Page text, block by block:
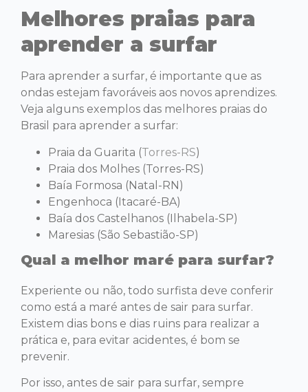
Melhores praias para
aprender a surfar
Para aprender a surfar, é importante que as
ondas estejam favoráveis aos novos aprendizes.
Veja alguns exemplos das melhores praias do
Brasil para aprender a surfar:
Praia da Guarita (Torres-RS)
Praia dos Molhes (Torres-RS)
Baía Formosa (Natal-RN)
Engenhoca (Itacaré-BA)
Baía dos Castelhanos (Ilhabela-SP)
Maresias (São Sebastião-SP)
Qual a melhor maré para surfar?
Experiente ou não, todo surfista deve conferir
como está a maré antes de sair para surfar.
Existem dias bons e dias ruins para realizar a
prática e, para evitar acidentes, é bom se
prevenir.
Por isso, antes de sair para surfar, sempre